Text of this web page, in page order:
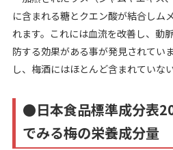
に含まれる糖とクエン酸が結合しム
れます。これには血流を改善し、動
防する効果がある事が発見されてい
し、梅酒にはほとんど含まれていな
●日本食品標準成分表
でみる梅の栄養成分量